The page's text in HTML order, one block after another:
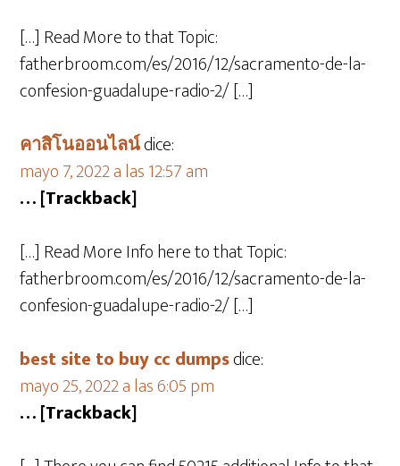
[…] Read More to that Topic:
fatherbroom.com/es/2016/12/sacramento-de-la-
confesion-guadalupe-radio-2/ […]
คาสิโนออนไลน์dice:
mayo 7, 2022 a las 12:57 am
… [Trackback]
[…] Read More Info here to that Topic:
fatherbroom.com/es/2016/12/sacramento-de-la-
confesion-guadalupe-radio-2/ […]
best site to buy cc dumpsdice:
mayo 25, 2022 a las 6:05 pm
… [Trackback]